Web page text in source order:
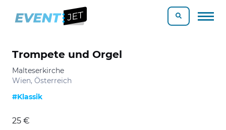
Trompete und Orgel
Malteserkirche
Wien, Österreich
#Klassik
25 €